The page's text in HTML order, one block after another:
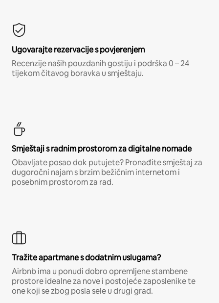
Ugovarajte rezervacije s povjerenjem
Recenzije naših pouzdanih gostiju i podrška 0 – 24
tijekom čitavog boravka u smještaju.
Smještaji s radnim prostorom za digitalne nomade
Obavljate posao dok putujete? Pronađite smještaj za
dugoročni najam s brzim bežičnim internetom i
posebnim prostorom za rad.
Tražite apartmane s dodatnim uslugama?
Airbnb ima u ponudi dobro opremljene stambene
prostore idealne za nove i postojeće zaposlenike te
one koji se zbog posla sele u drugi grad.